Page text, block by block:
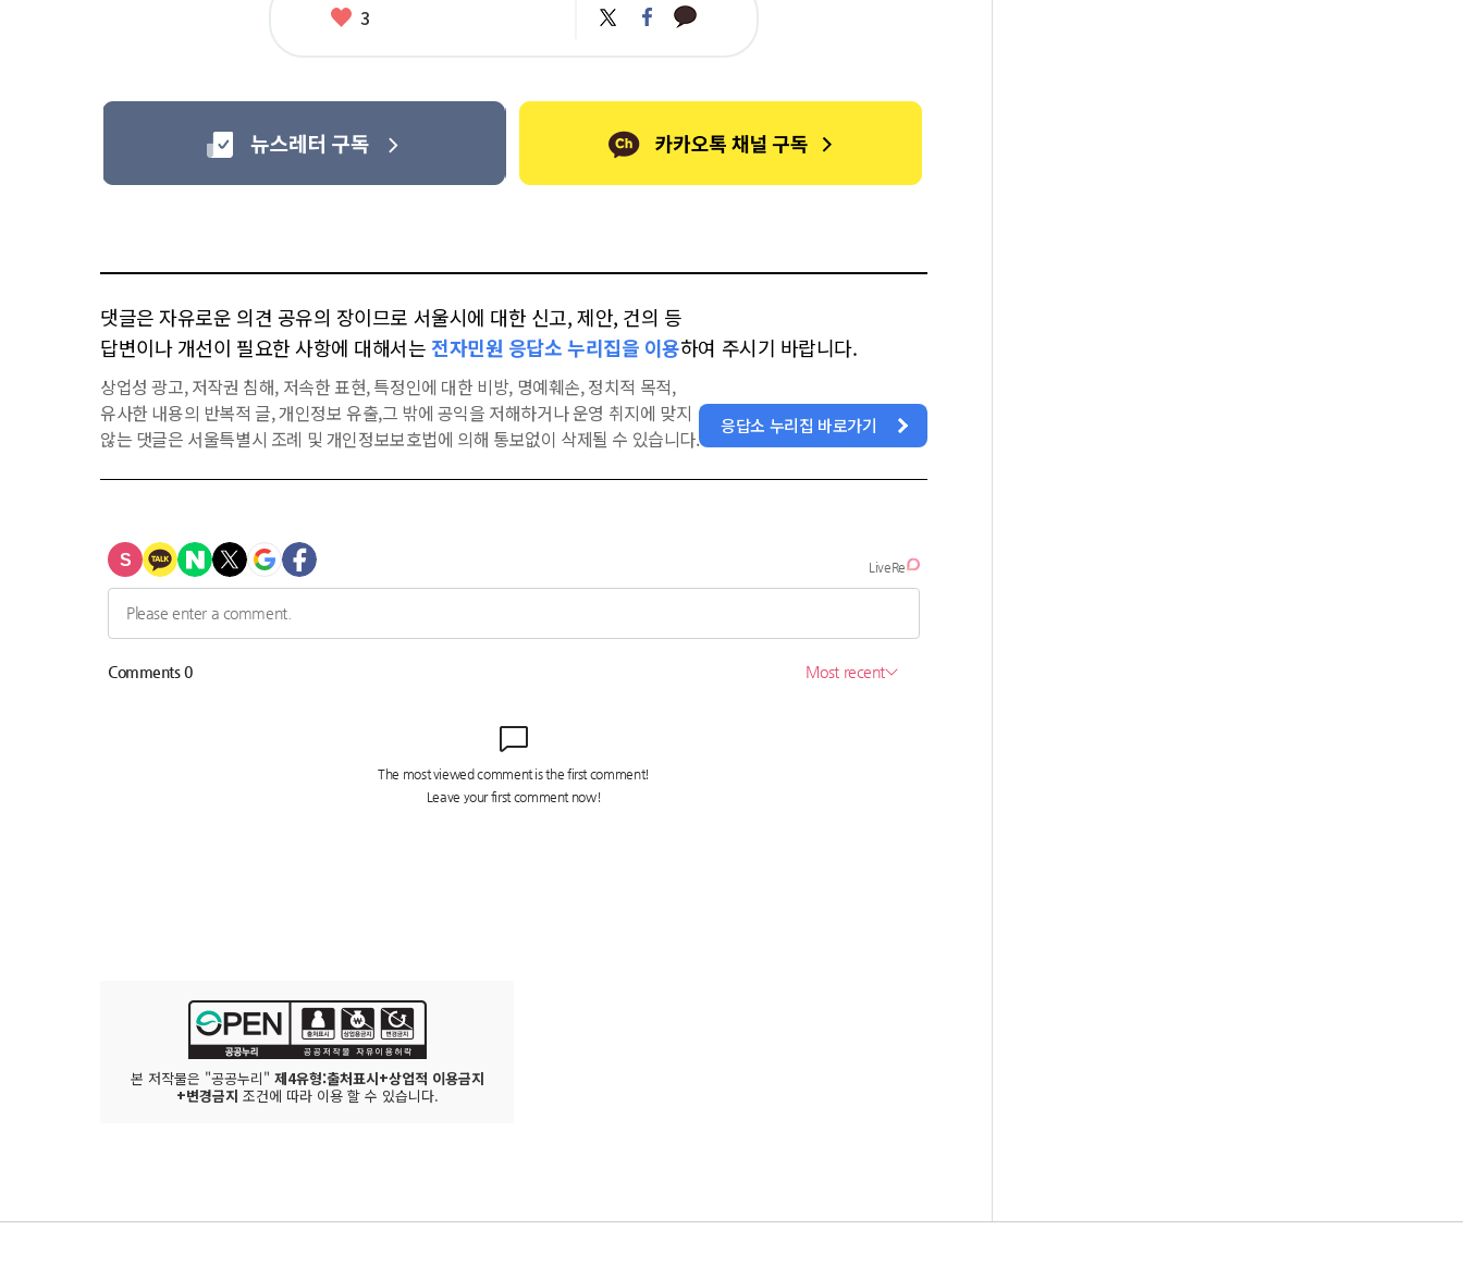
좋
3 트
위
페
이
카
카
댓글은 자유로운 의견 공유의 장이므로 서울시에 대한 신고, 제안, 건의 등
답변이나 개선이 필요한 사항에 대해서는 전자민원 응답소 누리집을 이용하여 주시기 바랍니다.
상업성 광고, 저작권 침해, 저속한 표현, 특정인에 대한 비방, 명예훼손, 정치적 목적,
유사한 내용의 반복적 글, 개인정보 유출,그 밖에 공익을 저해하거나 운영 취지에 맞지
않는 댓글은 서울특별시 조례 및 개인정보보호법에 의해 통보없이 삭제될 수 있습니다.
응답소 누리집 바로가기
본 저작물은 "공공누리" 제4유형:출처표시+상업적 이용금지
+변경금지 조건에 따라 이용 할 수 있습니다.